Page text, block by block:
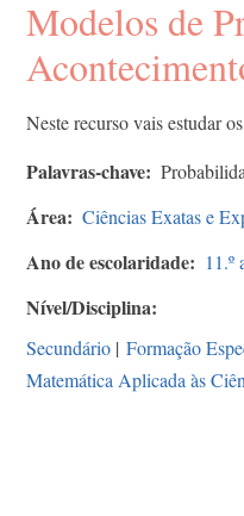
Modelos de
Neste recurso vais estudar
Palavras-chave
Área Ciências Exatas e
Ano de escolaridade 11.º
Nível/Disciplina
Secundário | Formação
Matemática Aplicada às